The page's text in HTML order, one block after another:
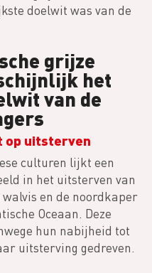
doelwit was van de
grijze
het
van de
op uitsterven
culturen lijkt een
in het uitsterven van
en de noordkaper
Oceaan. Deze
hun nabijheid tot
uitsterving gedreven.